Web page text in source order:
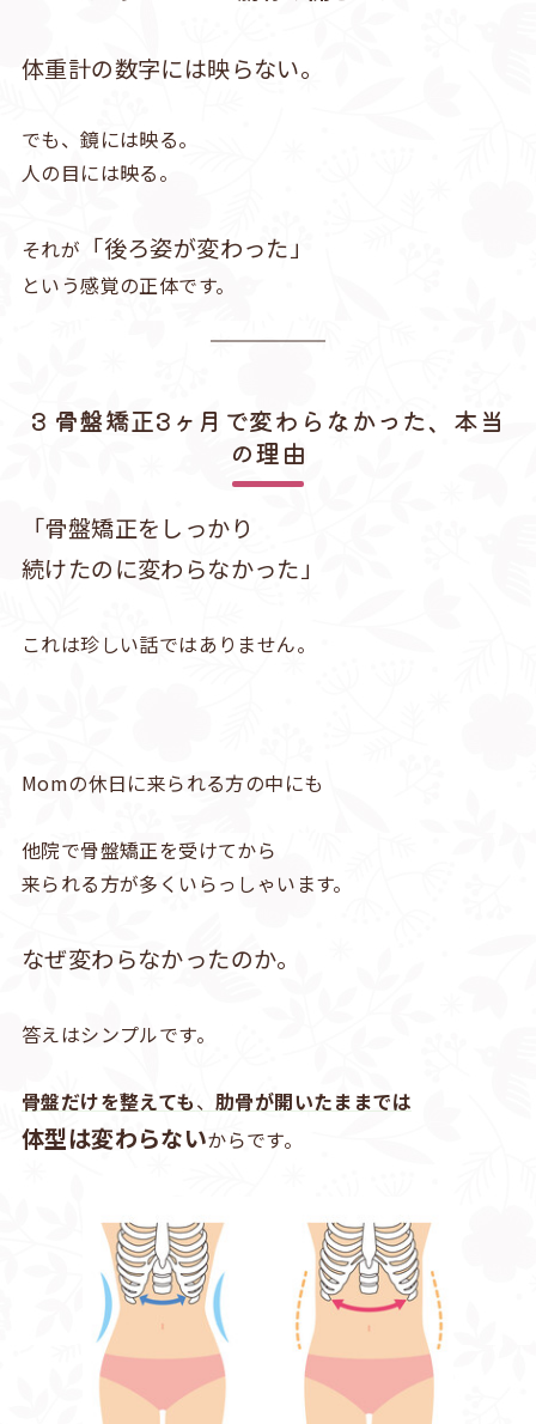
体重計の数字には映らない。
でも、鏡には映る。
人の目には映る。
それが 「後ろ姿が変わった」
という感覚の正体です。
3 骨盤矯正3ヶ月で変わらなかった、本当
の理由
「骨盤矯正をしっかり
続けたのに変わらなかった」
これは珍しい話ではありません。
Momの休日に来られる方の中にも
他院で骨盤矯正を受けてから
来られる方が多くいらっしゃいます。
なぜ変わらなかったのか。
答えはシンプルです。
骨盤だけを整えても、 肋骨が開いたままでは
体型は変わらないからです。